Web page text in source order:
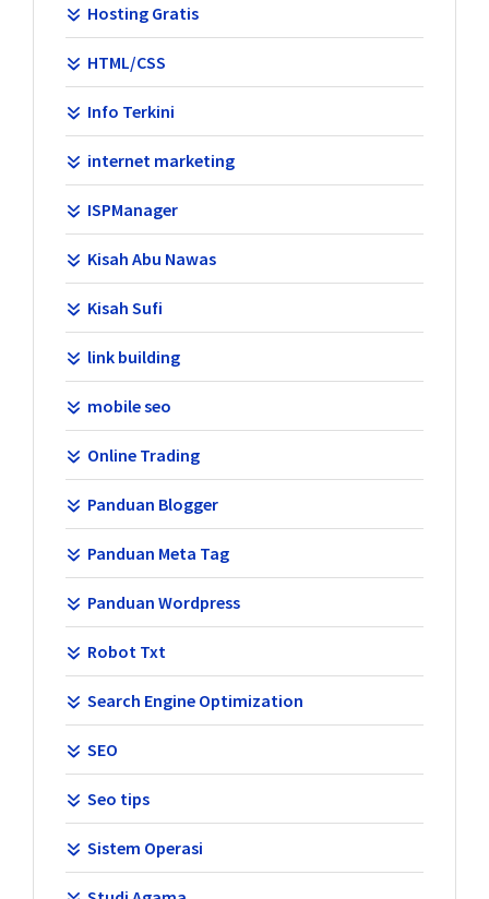
Hosting Gratis
HTML/CSS
Info Terkini
internet marketing
ISPManager
Kisah Abu Nawas
Kisah Sufi
link building
mobile seo
Online Trading
Panduan Blogger
Panduan Meta Tag
Panduan Wordpress
Robot Txt
Search Engine Optimization
SEO
Seo tips
Sistem Operasi